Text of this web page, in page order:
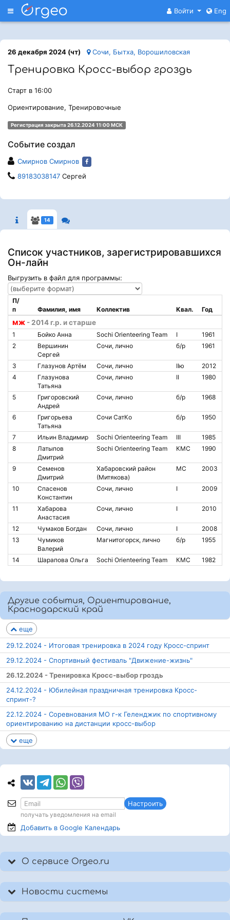
Меню Войти Eng
26 декабря 2024 (чт) Сочи, Бытха, Ворошиловская
Тренировка Кросс-выбор гроздь
Старт в 16:00
Ориентирование, Тренировочные
Регистрация закрыта 26.12.2024 11:00 МСК
Событие создал
Смирнов Смирнов
89183038147 Сергей
14
Список участников, зарегистрировавшихся
Он-лайн
Выгрузить в файл для программы:
мж - 2014 г.р. и старше
П/
п
Фамилия, имя Коллектив Квал. Год
1 Бойко Анна Sochi Orienteering Team I
1961
2
Вершинин
Сергей
Сочи, лично б/р 1961
3 Глазунов Артём Сочи, лично IIю
2012
4
Глазунова
Татьяна
Сочи, лично II 1980
5
Григоровский
Андрей
Сочи, лично б/р 1968
6
Григорьева
Татьяна
Сочи СатКо б/р 1950
7 Ильин Владимир Sochi Orienteering Team III
1985
8
Латыпов
Дмитрий
Sochi Orienteering Team КМС 1990
9
Семенов
Дмитрий
Хабаровский район
(Митякова)
МС 2003
10
Спасенов
Константин
Сочи, лично I 2009
11
Хабарова
Анастасия
Сочи, лично I 2010
12 Чумаков Богдан Сочи, лично I
2008
13
Чумиков
Валерий
Магнитогорск, лично б/р 1955
14 Шарапова Ольга Sochi Orienteering Team КМС 1982
Другие события, Ориентирование,
Краснодарский край
еще
29.12.2024 - Итоговая тренировка в 2024 году Кросс-спринт
29.12.2024 - Спортивный фестиваль "Движение-жизнь"
26.12.2024 - Тренировка Кросс-выбор гроздь
24.12.2024 - Юбилейная праздничная тренировка Кросс-
спринт-?
22.12.2024 - Соревнования МО г-к Геленджик по спортивному
ориентированию на дистанции кросс-выбор
еще
Настроить
получать уведомления на email
Добавить в Google Календарь
О сервисе Orgeo.ru
Новости системы